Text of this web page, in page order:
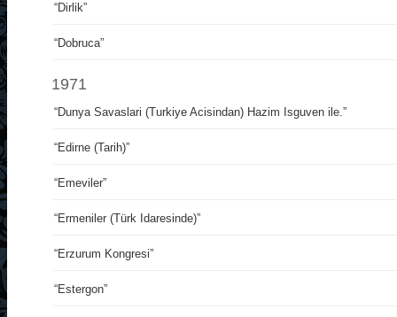
“Dirlik”
“Dobruca”
1971
“Dunya Savaslari (Turkiye Acisindan) Hazim Isguven ile.”
“Edirne (Tarih)”
“Emeviler”
“Ermeniler (Türk Idaresinde)”
“Erzurum Kongresi”
“Estergon”